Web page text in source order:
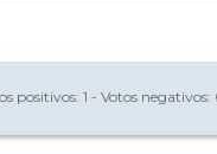
positivos: 1 - Votos negativos: